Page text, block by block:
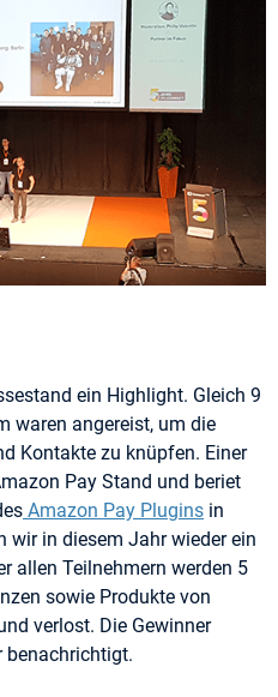
ein Highlight. Gleich 9
waren angereist, um die
Kontakte zu knüpfen. Einer
Pay Stand und beriet
Amazon Pay Plugins in
wir in diesem Jahr wieder ein
allen Teilnehmern werden 5
sowie Produkte von
verlost. Die Gewinner
benachrichtigt.